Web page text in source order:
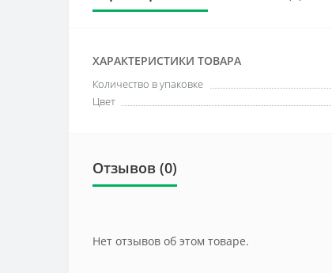
ХАРАКТЕРИСТИКИ ТОВАРА
Количество в упаковке
Цвет
Отзывов (0)
Нет отзывов об этом товаре.